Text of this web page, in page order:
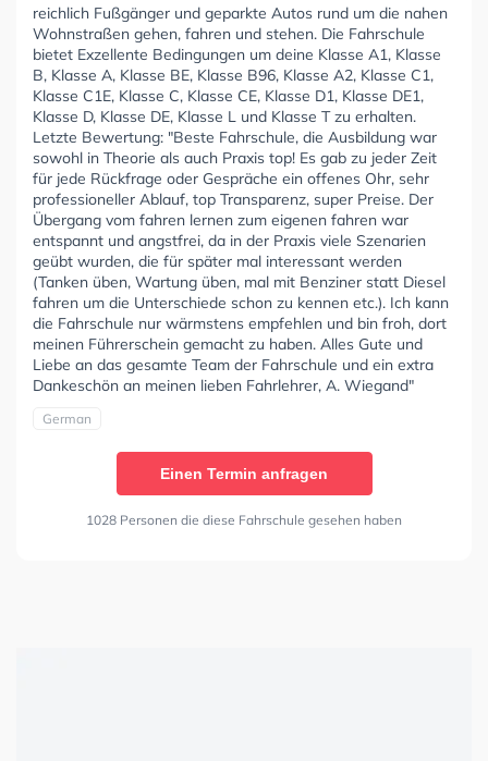
reichlich Fußgänger und geparkte Autos rund um die nahen
Wohnstraßen gehen, fahren und stehen. Die Fahrschule
bietet Exzellente Bedingungen um deine Klasse A1, Klasse
B, Klasse A, Klasse BE, Klasse B96, Klasse A2, Klasse C1,
Klasse C1E, Klasse C, Klasse CE, Klasse D1, Klasse DE1,
Klasse D, Klasse DE, Klasse L und Klasse T zu erhalten.
Letzte Bewertung: "Beste Fahrschule, die Ausbildung war
sowohl in Theorie als auch Praxis top! Es gab zu jeder Zeit
für jede Rückfrage oder Gespräche ein offenes Ohr, sehr
professioneller Ablauf, top Transparenz, super Preise. Der
Übergang vom fahren lernen zum eigenen fahren war
entspannt und angstfrei, da in der Praxis viele Szenarien
geübt wurden, die für später mal interessant werden
(Tanken üben, Wartung üben, mal mit Benziner statt Diesel
fahren um die Unterschiede schon zu kennen etc.). Ich kann
die Fahrschule nur wärmstens empfehlen und bin froh, dort
meinen Führerschein gemacht zu haben. Alles Gute und
Liebe an das gesamte Team der Fahrschule und ein extra
Dankeschön an meinen lieben Fahrlehrer, A. Wiegand"
German
Einen Termin anfragen
1028 Personen die diese Fahrschule gesehen haben